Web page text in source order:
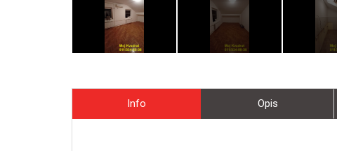
Info Opis